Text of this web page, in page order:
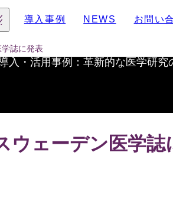
導入事例 NEWS お問い
誌に発表
入・活用事例 ：革新的な医学研究
ウェーデン医学誌